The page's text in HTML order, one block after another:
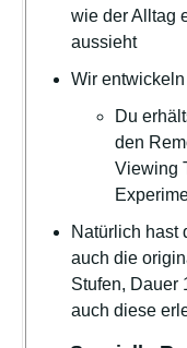
wie der Alltag
aussieht
Wir
Du
den
Viewing
Natürlich hast
auch die
Stufen, Dauer
auch diese